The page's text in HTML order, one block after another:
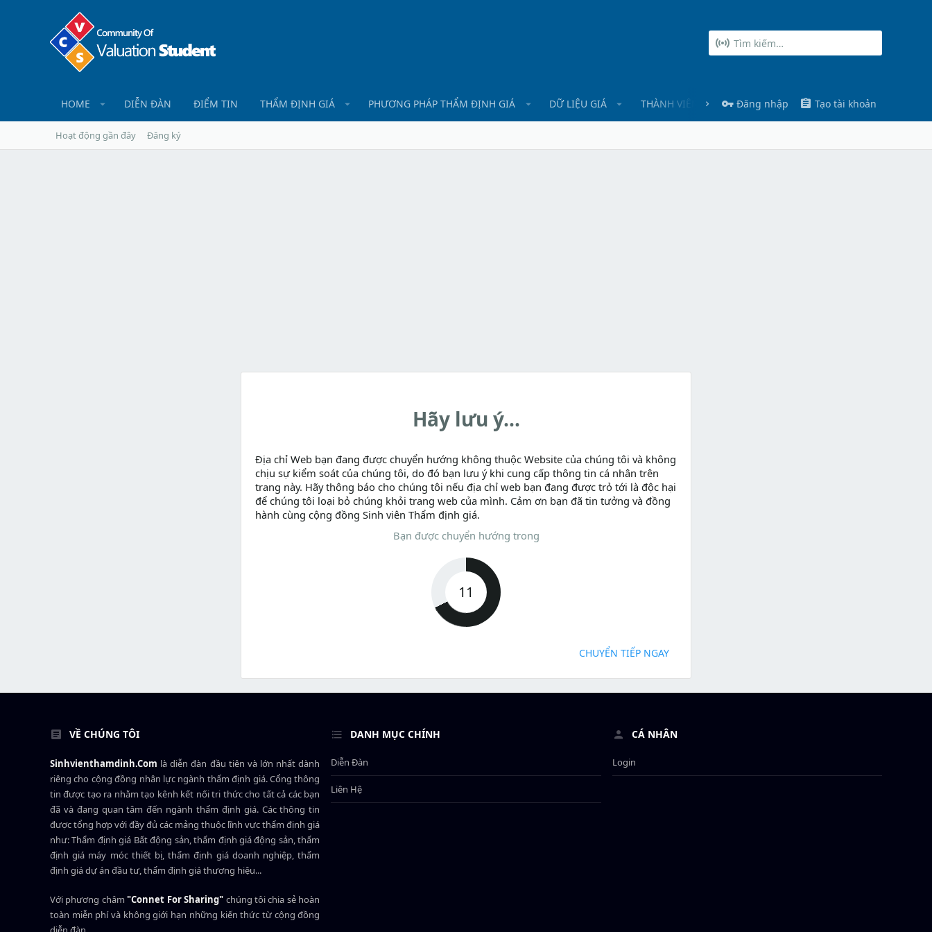
HOME DIỄN ĐÀN ĐIỂM TIN THẨM ĐỊNH GIÁ PHƯƠNG PHÁP THẨM ĐỊNH GIÁ DỮ LIỆU GIÁ THÀNH VIÊN Đăng nhập Tạo tài khoản
Hoạt động gần đây Đăng ký
Hãy lưu ý...
Địa chỉ Web bạn đang được chuyển hướng không thuộc Website của chúng tôi và không
chịu sự kiểm soát của chúng tôi, do đó bạn lưu ý khi cung cấp thông tin cá nhân trên
trang này. Hãy thông báo cho chúng tôi nếu địa chỉ web bạn đang được trỏ tới là độc hại
để chúng tôi loại bỏ chúng khỏi trang web của mình. Cảm ơn bạn đã tin tưởng và đồng
hành cùng cộng đồng Sinh viên Thẩm định giá.
Bạn được chuyển hướng trong
11
CHUYỂN TIẾP NGAY
VỀ CHÚNG TÔI
Sinhvienthamdinh.Com là diễn đàn đầu tiên và lớn nhất dành
riêng cho cộng đồng nhân lực ngành thẩm định giá. Cổng thông
tin được tạo ra nhằm tạo kênh kết nối tri thức cho tất cả các bạn
đã và đang quan tâm đến ngành thẩm định giá. Các thông tin
được tổng hợp với đầy đủ các mảng thuộc lĩnh vực thẩm định giá
như: Thẩm định giá Bất động sản, thẩm định giá động sản, thẩm
định giá máy móc thiết bị, thẩm định giá doanh nghiệp, thẩm
định giá dự án đầu tư, thẩm định giá thương hiệu...
Với phương châm"Connet For Sharing" chúng tôi chia sẻ hoàn
toàn miễn phí và không giới hạn những kiến thức từ cộng đồng
DANH MỤC CHÍNH
Diễn Đàn
Liên Hệ
CÁ NHÂN
Login